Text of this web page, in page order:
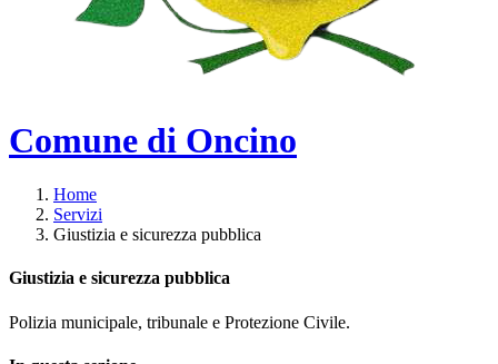
Comune di Oncino
Home
Servizi
Giustizia e sicurezza pubblica
Giustizia e sicurezza pubblica
Polizia municipale, tribunale e Protezione Civile.